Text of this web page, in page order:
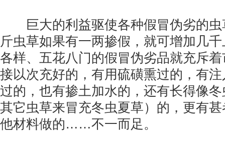
巨大的利益驱使各种假冒伪劣的虫
斤虫草如果有一两掺假，就可增加几
各样、五花八门的假冒伪劣品就充斥
接以次充好的，有用硫磺熏过的，有
过的，也有掺土加水的，还有长得像
其它虫草来冒充冬虫夏草）的，更有
他材料做的……不一而足。